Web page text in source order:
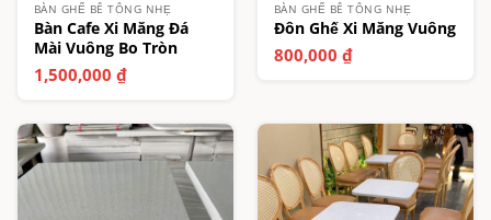
BÀN GHẾ BÊ TÔNG NHẸ
Bàn Cafe Xi Măng Đá
Mài Vuông Bo Tròn
1,500,000 ₫
BÀN GHẾ BÊ TÔNG NHẸ
Đôn Ghế Xi Măng Vuông
800,000 ₫